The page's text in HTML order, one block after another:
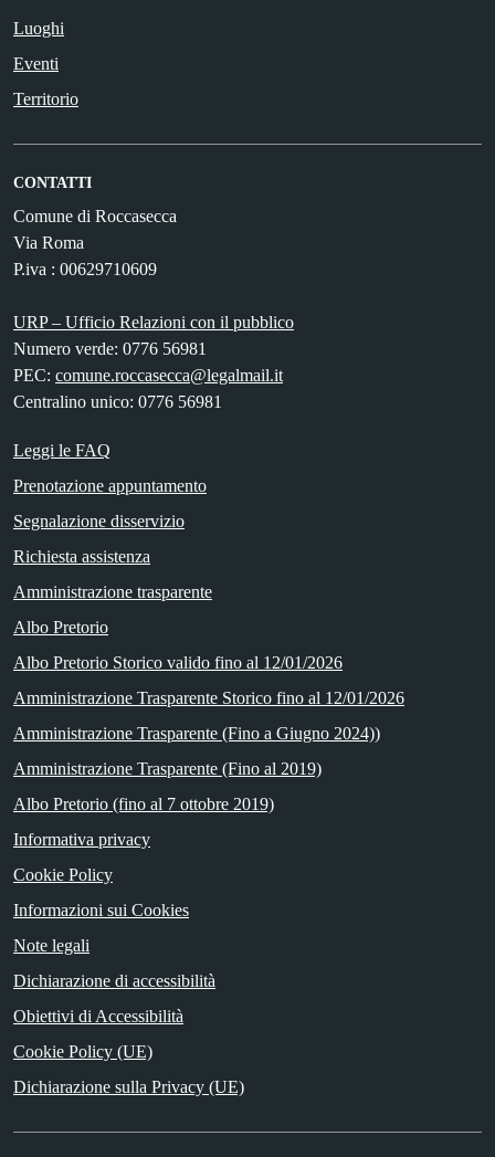
Luoghi
Eventi
Territorio
CONTATTI
Comune di Roccasecca
Via Roma
P.iva : 00629710609
URP – Ufficio Relazioni con il pubblico
Numero verde: 0776 56981
PEC: comune.roccasecca@legalmail.it
Centralino unico: 0776 56981
Leggi le FAQ
Prenotazione appuntamento
Segnalazione disservizio
Richiesta assistenza
Amministrazione trasparente
Albo Pretorio
Albo Pretorio Storico valido fino al 12/01/2026
Amministrazione Trasparente Storico fino al 12/01/2026
Amministrazione Trasparente (Fino a Giugno 2024))
Amministrazione Trasparente (Fino al 2019)
Albo Pretorio (fino al 7 ottobre 2019)
Informativa privacy
Cookie Policy
Informazioni sui Cookies
Note legali
Dichiarazione di accessibilità
Obiettivi di Accessibilità
Cookie Policy (UE)
Dichiarazione sulla Privacy (UE)